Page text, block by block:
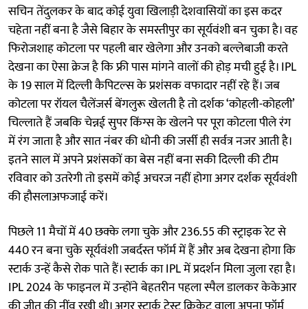
सचिन तेंदुलकर के बाद कोई युवा खिलाड़ी देशवासियों का इस कदर
चहेता नहीं बना है जैसे बिहार के समस्तीपुर का सूर्यवंशी बन चुका है। वह
फिरोजशाह कोटला पर पहली बार खेलेगा और उनको बल्लेबाजी करते
देखना का ऐसा क्रेज है कि फ्री पास मांगने वालों की होड़ मची हुई है। IPL
के 19 साल में दिल्ली कैपिटल्स के प्रशंसक वफादार नहीं रहे हैं। जब
कोटला पर रॉयल चैलेंजर्स बेंगलुरू खेलती है तो दर्शक ‘कोहली-कोहली’
चिल्लाते हैं जबकि चेन्नई सुपर किंग्स के खेलने पर पूरा कोटला पीले रंग
में रंग जाता है और सात नंबर की धोनी की जर्सी ही सर्वत्र नजर आती है।
इतने साल में अपने प्रशंसकों का बेस नहीं बना सकी दिल्ली की टीम
रविवार को उतरेगी तो इसमें कोई अचरज नहीं होगा अगर दर्शक सूर्यवंशी
की हौसलाअफजाई करें।
पिछले 11 मैचों में 40 छक्के लगा चुके और 236.55 की स्ट्राइक रेट से
440 रन बना चुके सूर्यवंशी जबर्दस्त फॉर्म में हैं और अब देखना होगा कि
स्टार्क उन्हें कैसे रोक पाते हैं। स्टार्क का IPL में प्रदर्शन मिला जुला रहा है।
IPL 2024 के फाइनल में उन्होंने बेहतरीन पहला स्पैल डालकर केकेआर